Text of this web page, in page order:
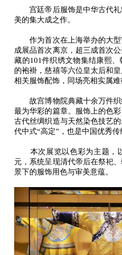
宫廷帝后服饰是中华古代礼
美的集大成之作。
作为首次在上海举办的大型
成展品首次离京，超三成首次
藏的101件织绣文物集结康熙
的袍褂，慈禧等六位皇太后和
相关服饰配饰，同场亮相实属难
故宫博物院典藏十余万件织
最为华彩的篇章。服饰上的色
古代丝绸织造与天然染色技艺
代中式“高定”，也是中国优秀传
本次展览以色彩为主题，
元，系统呈现清代帝后在祭祀
景下的服饰用色与审美意蕴。